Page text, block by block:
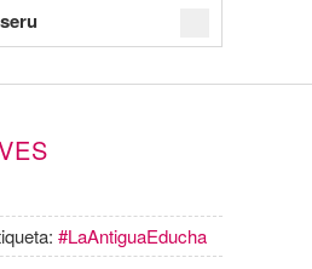
#LaAntiguaEducha